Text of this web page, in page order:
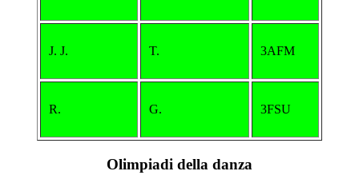
J. J. T. 3AFM
R. G. 3FSU
Olimpiadi della danza